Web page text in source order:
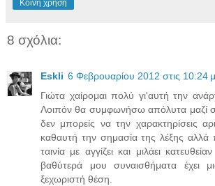
Κοινή χρήση
8 σχόλια:
Eskli 6 Φεβρουαρίου 2012 στις 10:24
Γιώτα χαίρομαι πολύ γι'αυτή την
Λοιπόν θα συμφωνήσω απόλυτα μαζί
δεν μπορείς να την χαρακτηρίσεις
καθαυτή την σημασία της λέξης
ταινία με αγγίζει και μιλάει
βαθύτερά μου συναισθήματα έχει
ξεχωριστή θέση.